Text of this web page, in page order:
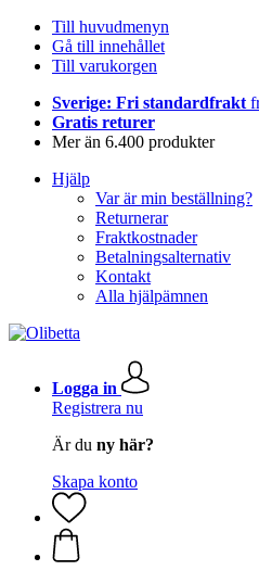
Till huvudmenyn
Gå till innehållet
Till varukorgen
Sverige: Fri standardfrakt
Gratis returer
Mer än 6.400 produkter
Hjälp
Var är min beställning?
Returnerar
Fraktkostnader
Betalningsalternativ
Kontakt
Alla hjälpämnen
Logga in
Registrera nu
Är du ny här?
Skapa konto